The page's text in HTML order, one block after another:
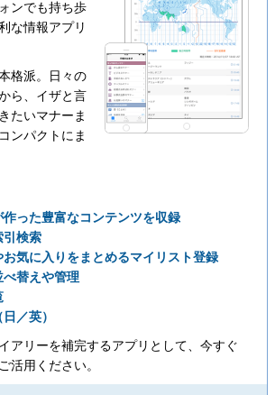
ンでも持ち歩
な情報アプリ
格派。日々の
ら、イザと言
たいマナーま
ンパクトにま
った豊富なコンテンツを収録
引検索
お気に入りをまとめるマイリスト登録
べ替えや管理
／英）
アリーを補完するアプリとして、今すぐ
活用ください。